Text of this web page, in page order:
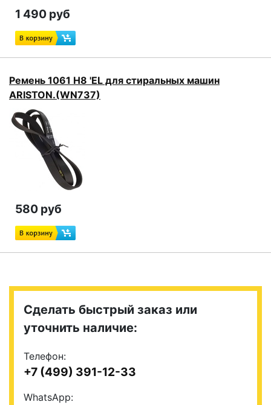
1 490 руб
Ремень 1061 H8 'EL для стиральных машин
ARISTON.(WN737)
580 руб
Сделать быстрый заказ или
уточнить наличие:
Телефон:
+7 (499) 391-12-33
WhatsApp: